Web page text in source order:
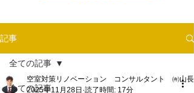
記事
全ての記事
全ての記事
空室対策リノベーション コンサルタント ㈲山長
2025年11月28日 読了時間: 17分